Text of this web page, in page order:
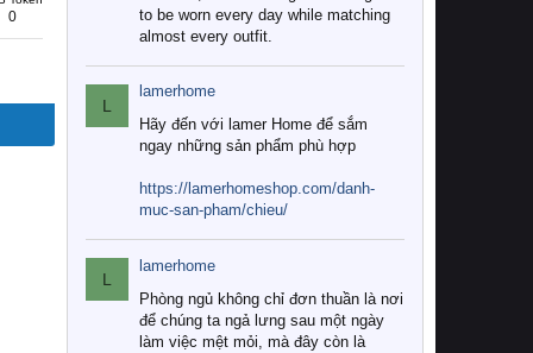
0
to be worn every day while matching
almost every outfit.
L
lamerhome
Hãy đến với lamer Home để sắm
ngay những sản phẩm phù hợp
https://lamerhomeshop.com/danh-
muc-san-pham/chieu/
L
lamerhome
Phòng ngủ không chỉ đơn thuần là nơi
để chúng ta ngả lưng sau một ngày
làm việc mệt mỏi, mà đây còn là